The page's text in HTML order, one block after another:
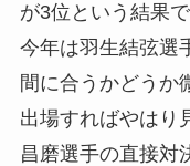
が3位という結果で
今年は羽生結弦選
間に合うかどうか
出場すればやはり
昌磨選手の直接対